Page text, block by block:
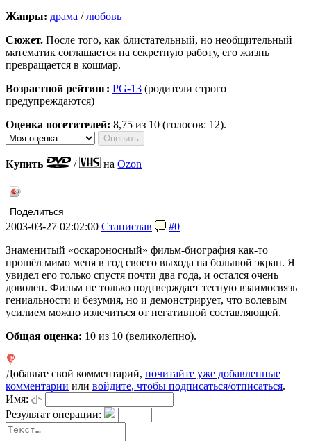
Жанры: драма /любовь
Сюжет. После того, как блистательный, но необщительный
математик соглашается на секретную работу, его жизнь
превращается в кошмар.
Возрастной рейтинг: PG-13 (родители строго
предупреждаются)
Оценка посетителей: 8,75 из 10 (голосов: 12).
Купить / наOzon
Поделиться
2003-03-27 02:02:00 Станислав
#0
Знаменитый «оскароносный» фильм-биография как-то
прошёл мимо меня в год своего выхода на большой экран. Я
увидел его только спустя почти два года, и остался очень
доволен. Фильм не только подтверждает тесную взаимосвязь
гениальности и безумия, но и демонстрирует, что волевым
усилием можно излечиться от негативной составляющей.
Общая оценка: 10 из 10 (великолепно).
Добавьте свой комментарий, почитайте уже добавленные
комментарии или войдите, чтобы подписаться/отписаться.
Имя:
Результат операции: